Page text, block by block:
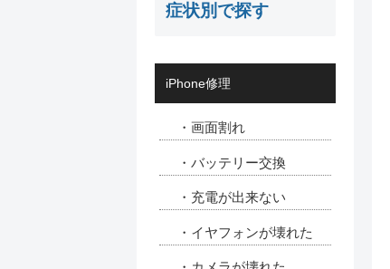
症状別で探す
iPhone修理
・画面割れ
・バッテリー交換
・充電が出来ない
・イヤフォンが壊れた